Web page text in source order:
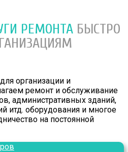
РЕМОНТА БЫСТРО
организации и
ремонт и обслуживание
административных зданий,
итд. оборудования и многое
на постоянной